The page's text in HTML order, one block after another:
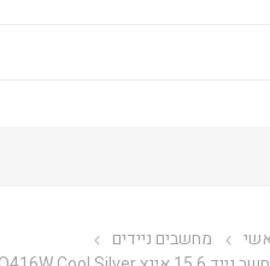
מחשבים ניידים